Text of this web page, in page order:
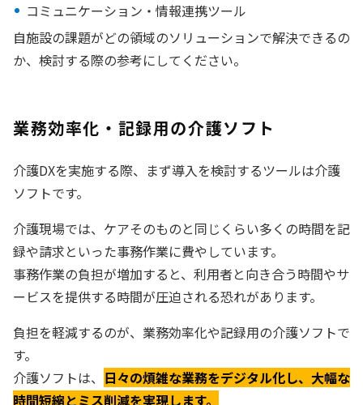
コミュニケーション・情報連携ツール
自施設の課題がどの領域のソリューションで解決できるの
か、検討する際の参考にしてください。
業務効率化・記録用の介護ソフト
介護DXを実施する際、まず導入を検討するツールは介護
ソフトです。
介護現場では、ケアそのものと同じくらい多くの時間を記
録や請求といった事務作業に費やしています。
事務作業の負担が増加すると、利用者と向き合う時間やサ
ービスを提供する時間が圧迫される恐れがあります。
負担を軽減するのが、業務効率化や記録用の介護ソフトで
す。
介護ソフトは、 日々の煩雑な業務をデジタル化し、大幅な
時間短縮とミス削減を実現します。